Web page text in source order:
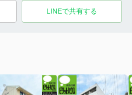
LINEで共有する